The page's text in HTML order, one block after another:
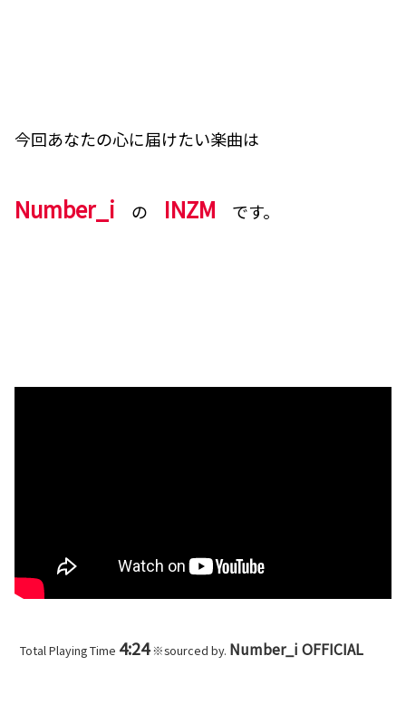
今回あなたの心に届けたい楽曲は
Number_i の INZM です。
Total Playing Time 4:24※sourced by. Number_i OFFICIAL